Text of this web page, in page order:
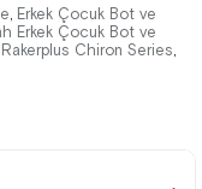
, Erkek Çocuk Bot ve
Erkek Çocuk Bot ve
Rakerplus Chiron Series,